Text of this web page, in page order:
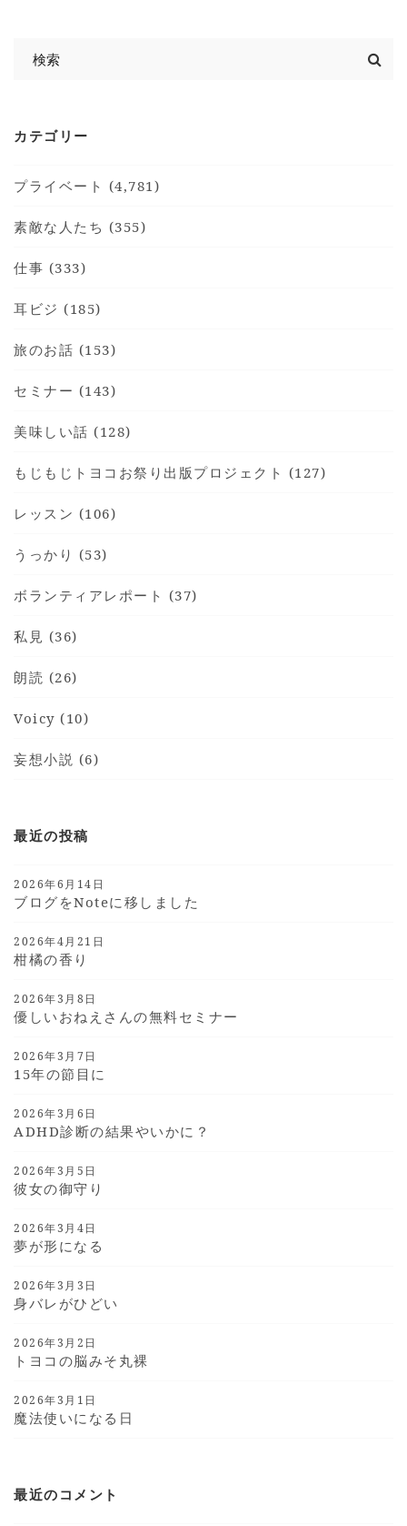
カテゴリー
プライベート (4,781)
素敵な人たち (355)
仕事 (333)
耳ビジ (185)
旅のお話 (153)
セミナー (143)
美味しい話 (128)
もじもじトヨコお祭り出版プロジェクト (127)
レッスン (106)
うっかり (53)
ボランティアレポート (37)
私見 (36)
朗読 (26)
Voicy (10)
妄想小説 (6)
最近の投稿
2026年6月14日
ブログをnoteに移しました
2026年4月21日
柑橘の香り
2026年3月8日
優しいおねえさんの無料セミナー
2026年3月7日
15年の節目に
2026年3月6日
ADHD診断の結果やいかに？
2026年3月5日
彼女の御守り
2026年3月4日
夢が形になる
2026年3月3日
身バレがひどい
2026年3月2日
トヨコの脳みそ丸裸
2026年3月1日
魔法使いになる日
最近のコメント